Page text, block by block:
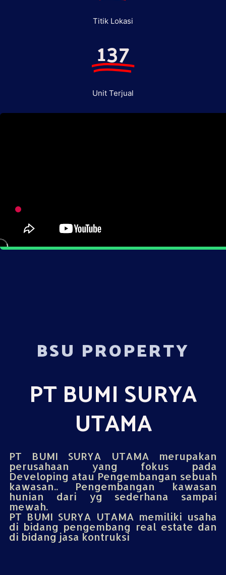
Titik Lokasi
137
Unit Terjual
BSU PROPERTY
PT BUMI SURYA
UTAMA
PT BUMI SURYA UTAMA merupakan
perusahaan yang fokus pada
Developing atau Pengembangan sebuah
kawasan.. Pengembangan kawasan
hunian dari yg sederhana sampai
mewah.
PT BUMI SURYA UTAMA memiliki usaha
di bidang pengembang real estate dan
di bidang jasa kontruksi